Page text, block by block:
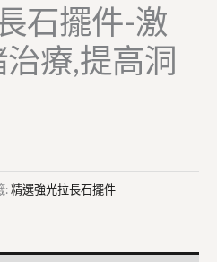
石擺件-激
療,提高洞
:精選強光拉長石擺件